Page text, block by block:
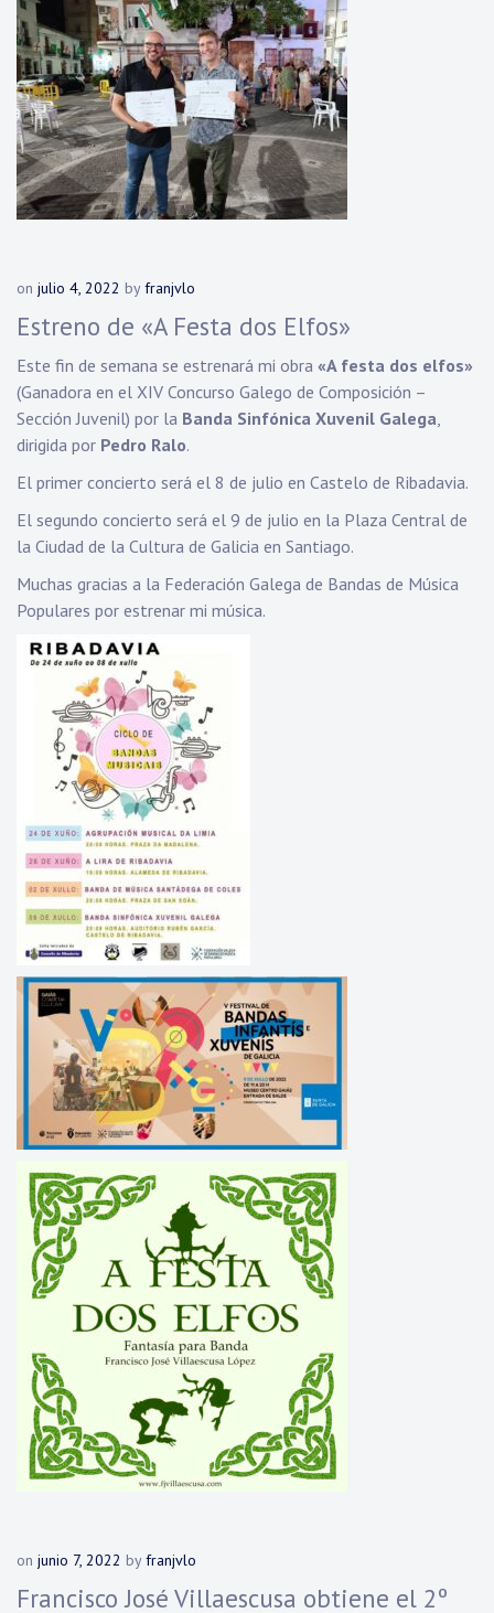
on julio 4, 2022 byfranjvlo
Estreno de «A Festa dos Elfos»
Este fin de semana se estrenará mi obra «A festa dos elfos»
(Ganadora en el XIV Concurso Galego de Composición –
Sección Juvenil) por la Banda Sinfónica Xuvenil Galega,
dirigida por Pedro Ralo.
El primer concierto será el 8 de julio en Castelo de Ribadavia.
El segundo concierto será el 9 de julio en la Plaza Central de
la Ciudad de la Cultura de Galicia en Santiago.
Muchas gracias a la Federación Galega de Bandas de Música
Populares por estrenar mi música.
on junio 7, 2022 byfranjvlo
Francisco José Villaescusa obtiene el 2º